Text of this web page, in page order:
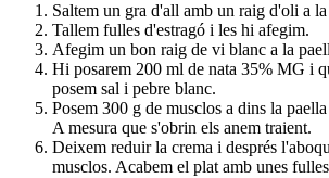
Saltem un gra d'all amb un raig d'oli a la
Tallem fulles d'estragó i les hi afegim.
Afegim un bon raig de vi blanc a la
Hi posarem 200 ml de nata 35% MG i
posem sal i pebre blanc.
Posem 300 g de musclos a dins la
A mesura que s'obrin els anem traient.
Deixem reduir la crema i després
musclos. Acabem el plat amb unes